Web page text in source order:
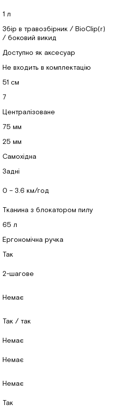
1 л
Збір в травозбірник / BioClip(r)
/ боковий викид
Доступно як аксесуар
Не входить в комплектацію
51 см
7
Централізоване
75 мм
25 мм
Самохідна
Задні
0 – 3.6 км/год
Тканина з блокатором пилу
65 л
Ергономічна ручка
Так
2-шагове
Немає
Так / так
Немає
Немає
Немає
Так